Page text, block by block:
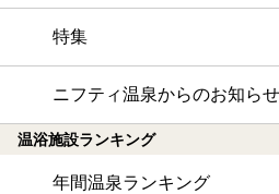
特集
ニフティ温泉からのお知らせ
温浴施設ランキング
年間温泉ランキング